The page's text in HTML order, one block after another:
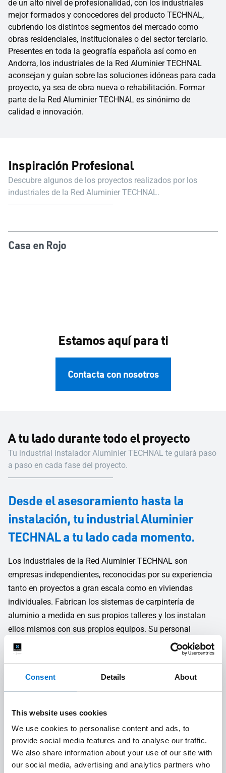
Consent Details About
This website uses cookies
We use cookies to personalise content and ads, to
provide social media features and to analyse our traffic.
We also share information about your use of our site with
our social media, advertising and analytics partners who
de un alto nivel de profesionalidad, con los industriales
mejor formados y conocedores del producto TECHNAL,
cubriendo los distintos segmentos del mercado como
obras residenciales, institucionales o del sector terciario.
Presentes en toda la geografía española así como en
Andorra, los industriales de la Red Aluminier TECHNAL
aconsejan y guían sobre las soluciones idóneas para cada
proyecto, ya sea de obra nueva o rehabilitación. Formar
parte de la Red Aluminier TECHNAL es sinónimo de
calidad e innovación.
Inspiración Profesional
Descubre algunos de los proyectos realizados por los
industriales de la Red Aluminier TECHNAL.
Casa en Rojo
Estamos aquí para ti
Contacta con nosotros
A tu lado durante todo el proyecto
Tu industrial instalador Aluminier TECHNAL te guiará paso
a paso en cada fase del proyecto.
Desde el asesoramiento hasta la
instalación, tu industrial Aluminier
TECHNAL a tu lado cada momento.
Los industriales de la Red Aluminier TECHNAL son
empresas independientes, reconocidas por su experiencia
tanto en proyectos a gran escala como en viviendas
individuales. Fabrican los sistemas de carpintería de
aluminio a medida en sus propios talleres y los instalan
ellos mismos con sus propios equipos. Su personal
cualificado, formado y especializado te ayudará en todas
las fases del proyecto, desde el diseño hasta la instalación
1 Estudio técnico y de costes
2 Calidad a medida